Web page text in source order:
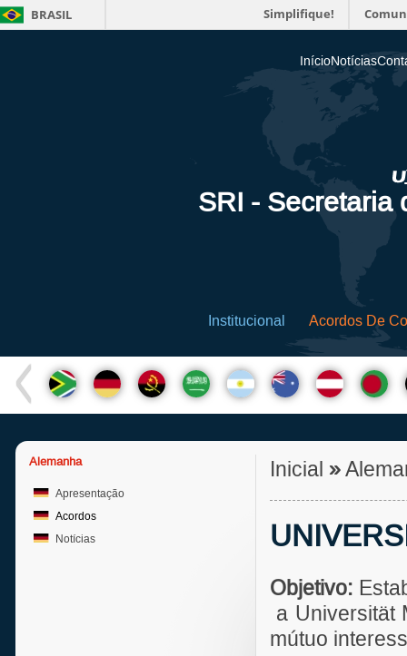
BRASIL Simplifique!
InícioNotícias
SRI - Secretaria
Institucional Acordos De
Alemanha
Apresentação
Acordos
Notícias
Inicial »
Objetivo:
a Universität
mútuo